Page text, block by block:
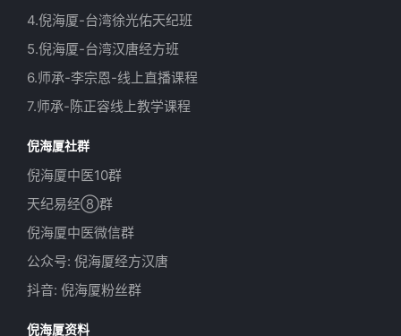
4.倪海厦-台湾徐光佑天纪班
5.倪海厦-台湾汉唐经方班
6.师承-李宗恩-线上直播课程
7.师承-陈正容线上教学课程
倪海厦社群
倪海厦中医10群
天纪易经⑧群
倪海厦中医微信群
公众号: 倪海厦经方汉唐
抖音: 倪海厦粉丝群
倪海厦资料